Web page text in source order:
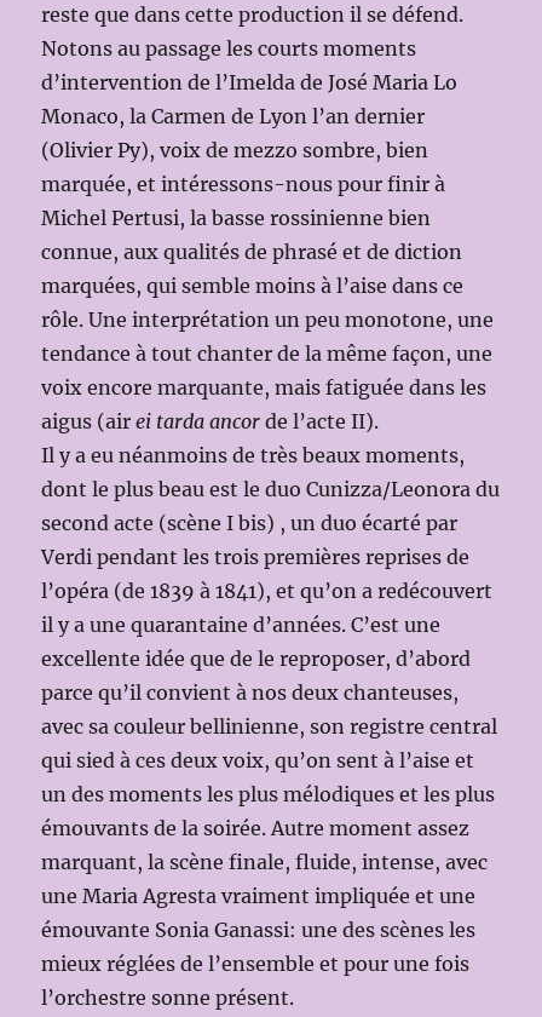
reste que dans cette production il se défend.
Notons au passage les courts moments
d’intervention de l’Imelda de José Maria Lo
Monaco, la Carmen de Lyon l’an dernier
(Olivier Py), voix de mezzo sombre, bien
marquée, et intéressons-nous pour finir à
Michel Pertusi, la basse rossinienne bien
connue, aux qualités de phrasé et de diction
marquées, qui semble moins à l’aise dans ce
rôle. Une interprétation un peu monotone, une
tendance à tout chanter de la même façon, une
voix encore marquante, mais fatiguée dans les
aigus (airei tarda ancor de l’acte II).
Il y a eu néanmoins de très beaux moments,
dont le plus beau est le duo Cunizza/Leonora du
second acte (scène I bis) , un duo écarté par
Verdi pendant les trois premières reprises de
l’opéra (de 1839 à 1841), et qu’on a redécouvert
il y a une quarantaine d’années. C’est une
excellente idée que de le reproposer, d’abord
parce qu’il convient à nos deux chanteuses,
avec sa couleur bellinienne, son registre central
qui sied à ces deux voix, qu’on sent à l’aise et
un des moments les plus mélodiques et les plus
émouvants de la soirée. Autre moment assez
marquant, la scène finale, fluide, intense, avec
une Maria Agresta vraiment impliquée et une
émouvante Sonia Ganassi: une des scènes les
mieux réglées de l’ensemble et pour une fois
l’orchestre sonne présent.